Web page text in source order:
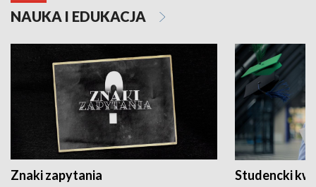
NAUKA I EDUKACJA
Znaki zapytania Studencki